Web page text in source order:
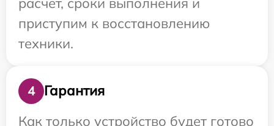
приступим к восстановлению
техники.
4
Гарантия
Как только устройство будет готово